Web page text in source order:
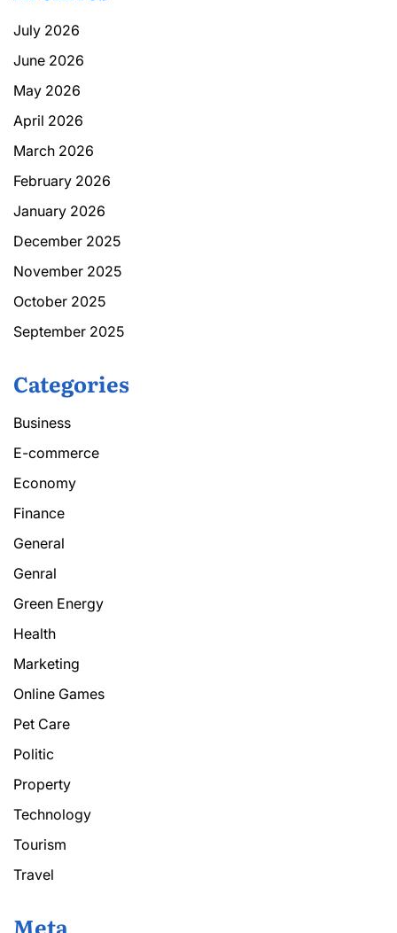
July 2026
June 2026
May 2026
April 2026
March 2026
February 2026
January 2026
December 2025
November 2025
October 2025
September 2025
Categories
Business
E-commerce
Economy
Finance
General
Genral
Green Energy
Health
Marketing
Online Games
Pet Care
Politic
Property
Technology
Tourism
Travel
Meta